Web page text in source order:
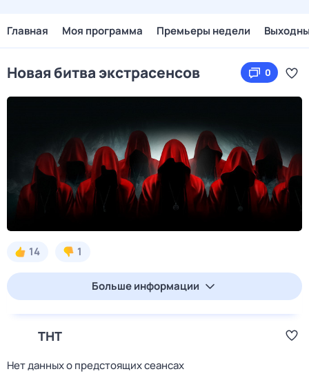
Главная Моя программа Премьеры недели
Новая битва экcтраcенсов 0
14 1
Больше информации
ТНТ
Нет данных о предстоящих сеансах